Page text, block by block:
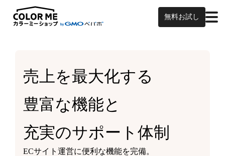
無料お試し
売上を最大化する
豊富な機能と
充実のサポート体制
ECサイト運営に便利な機能を完備。